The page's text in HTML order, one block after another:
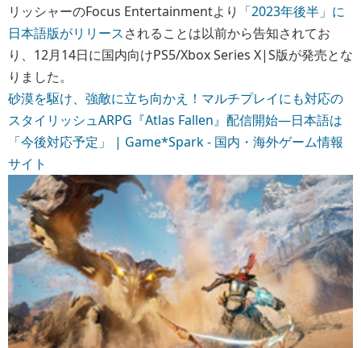
リッシャーのFocus Entertainmentより 「2023年後半」に
日本語版がリリースされることは以前から告知されてお
り、12月14日に国内向けPS5/Xbox Series X|S版が発売とな
りました。
砂漠を駆け、強敵に立ち向かえ！マルチプレイにも対応の
スタイリッシュARPG『Atlas Fallen』配信開始―日本語は
「今後対応予定」 | Game*Spark - 国内・海外ゲーム情報
サイト